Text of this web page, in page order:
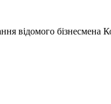
відомого бізнесмена